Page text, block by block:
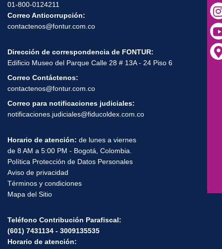
01-800-0124211
Correo Anticorrupción:
contactenos@fontur.com.co
Dirección de correspondencia de FONTUR:
Edificio Museo del Parque Calle 28 # 13A - 24 Piso 6
Correo Contáctenos:
contactenos@fontur.com.co
Correo para notificaciones judiciales:
notificaciones.judiciales@fiducoldex.com.co
Horario de atención: de lunes a viernes
de 8 AM a 5:00 PM - Bogotá, Colombia.
Política Protección de Datos Personales
Aviso de privacidad
Términos y condiciones
Mapa del Sitio
Teléfono Contribución Parafiscal:
(601) 7431134 - 3009135535
Horario de atención: